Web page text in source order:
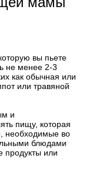
вы пьете
не менее 2-3
как обычная или
или травяной
и
пищу, которая
необходимые во
блюдами
или